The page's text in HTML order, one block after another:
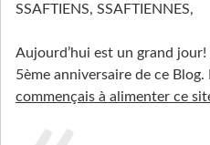
SSAFTIENS, SSAFTIENNES,
Aujourd’hui est un grand jour!
5ème anniversaire de ce Blog.
commençais à alimenter ce